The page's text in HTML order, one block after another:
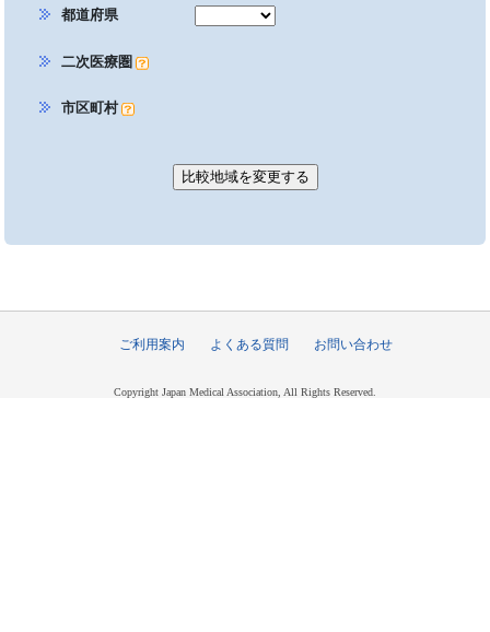
都道府県
二次医療圏
市区町村
ご利用案内 よくある質問 お問い合わせ
Copyright Japan Medical Association, All Rights Reserved.